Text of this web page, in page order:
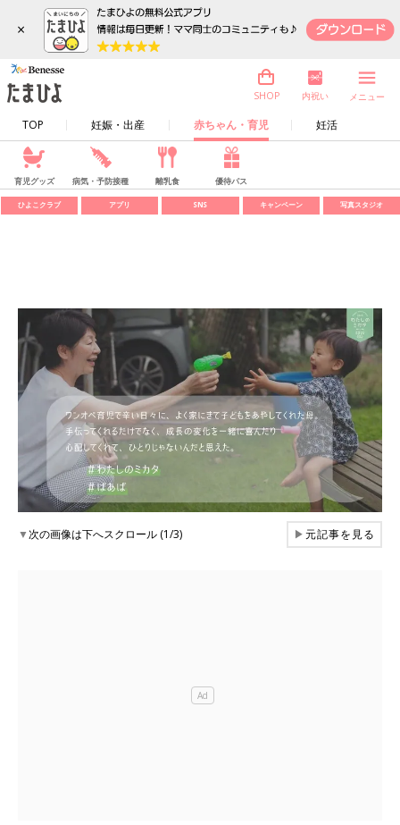
×
TOP 妊娠・出産 赤ちゃん・育児 妊活
SHOP 内祝い メニュー
育児グッズ 病気・予防接種 離乳食 優待パス
ひよこクラブ アプリ SNS キャンペーン 写真スタジオ
▼次の画像は下へスクロール (1/3) ▶元記事を見る